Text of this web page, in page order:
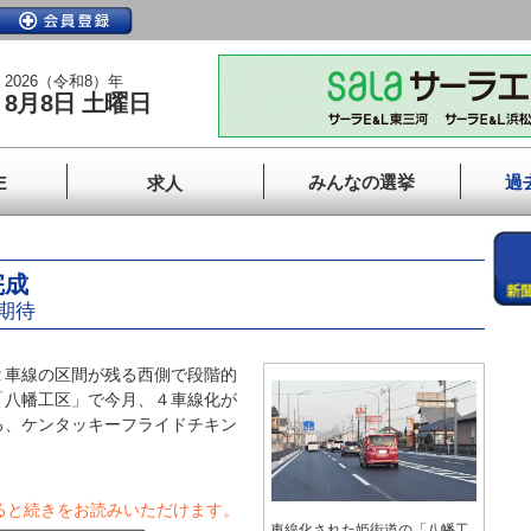
2026（令和8）年
8月8日 土曜日
求人 みんなの選挙 過
待
線の区間が残る西側で段階的
幡工区」で今月、４車線化が
ケンタッキーフライドチキン
続きをお読みいただけます。